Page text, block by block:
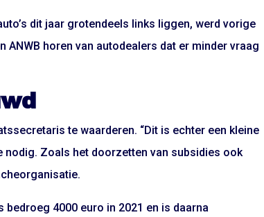
dit jaar grotendeels links liggen, werd vorige
ANWB horen van autodealers dat er minder vraag
te waarderen. “Dit is echter een kleine
Zoals het doorzetten van subsidies ook
4000 euro in 2021 en is daarna